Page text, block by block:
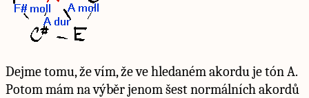
Dejme tomu, že vím, že ve hledaném akordu je tón A.
Potom mám na výběr jenom šest normálních akordů